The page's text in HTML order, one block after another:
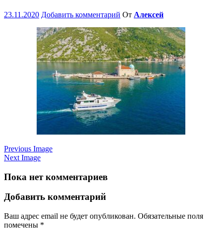
23.11.2020 Добавить комментарий От Алексей
Previous Image
Next Image
Пока нет комментариев
Добавить комментарий
Ваш адрес email не будет опубликован. Обязательные поля
помечены *